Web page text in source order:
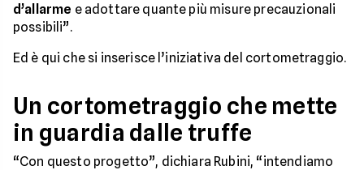
d’allarme e adottare quante più misure precauzionali
possibili”.
Ed è qui che si inserisce l’iniziativa del cortometraggio.
Un cortometraggio che mette
in guardia dalle truffe
“Con questo progetto”, dichiara Rubini, “intendiamo